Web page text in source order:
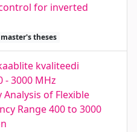
for inverted
master's theses
kvaliteedi
- 3000 MHz
of Flexible
Range 400 to 3000